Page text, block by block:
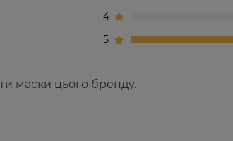
4
5
маски цього бренду.